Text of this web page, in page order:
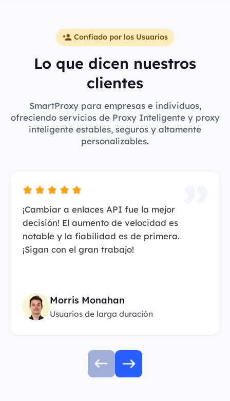
Confiado por los Usuarios
Lo que dicen nuestros
clientes
SmartProxy para empresas e individuos,
ofreciendo servicios de Proxy Inteligente y proxy
inteligente estables, seguros y altamente
personalizables.
¡Cambiar a enlaces API fue la mejor
decisión! El aumento de velocidad es
notable y la fiabilidad es de primera.
¡Sigan con el gran trabajo!
Morris Monahan
Usuarios de larga duración